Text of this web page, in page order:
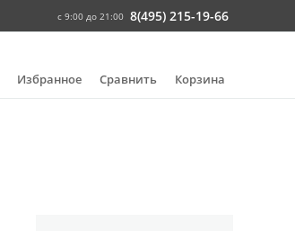
с 9:00 до 21:00 8(495) 215-19-66
Избранное Сравнить Корзина